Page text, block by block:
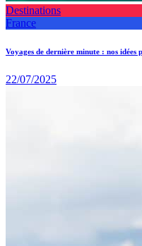
Destinations
France
Voyages de dernière minute : nos
22/07/2025